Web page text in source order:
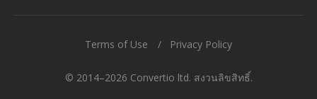
© 2014–2026 Convertio ltd. สงวนลิขสิทธิ์.
Terms of Use Privacy Policy